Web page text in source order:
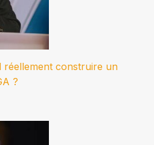
réellement construire un
?